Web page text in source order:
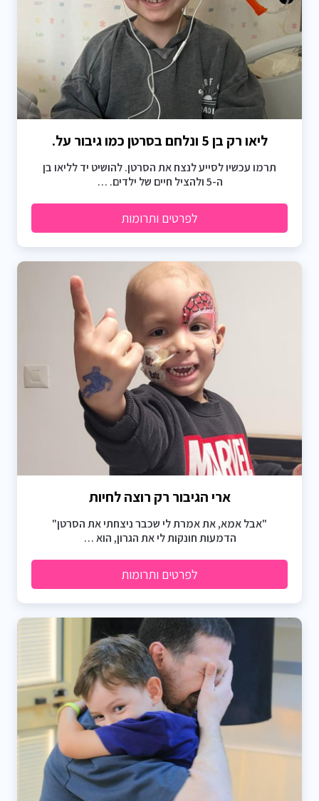
ליאו רק בן 5 ונלחם בסרטן כמו גיבור על.
תרמו עכשיו לסייע לנצח את הסרטן. להושיט יד לליאו בן
ה-5 ולהציל חיים של ילדים. …
לפרטים ותרומות
ארי הגיבור רק רוצה לחיות
"אבל אמא, את אמרת לי שכבר ניצחתי את הסרטן"
הדמעות חונקות לי את הגרון, הוא …
לפרטים ותרומות